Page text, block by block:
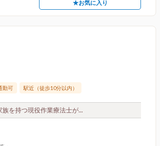
★お気に入り
勤可 駅近（徒歩10分以内）
を持つ現役作業療法士が...